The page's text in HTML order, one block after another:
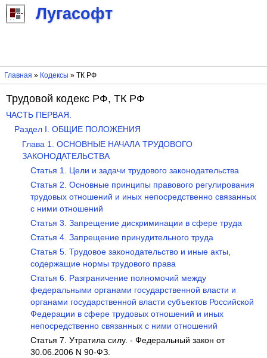
Лугасофт
Главная » Кодексы » ТК РФ
Трудовой кодекс РФ, ТК РФ
ЧАСТЬ ПЕРВАЯ.
Раздел I. ОБЩИЕ ПОЛОЖЕНИЯ
Глава 1. ОСНОВНЫЕ НАЧАЛА ТРУДОВОГО
ЗАКОНОДАТЕЛЬСТВА
Статья 1. Цели и задачи трудового законодательства
Статья 2. Основные принципы правового регулирования
трудовых отношений и иных непосредственно связанных
с ними отношений
Статья 3. Запрещение дискриминации в сфере труда
Статья 4. Запрещение принудительного труда
Статья 5. Трудовое законодательство и иные акты,
содержащие нормы трудового права
Статья 6. Разграничение полномочий между
федеральными органами государственной власти и
органами государственной власти субъектов Российской
Федерации в сфере трудовых отношений и иных
непосредственно связанных с ними отношений
Статья 7. Утратила силу. - Федеральный закон от
30.06.2006 N 90-ФЗ.